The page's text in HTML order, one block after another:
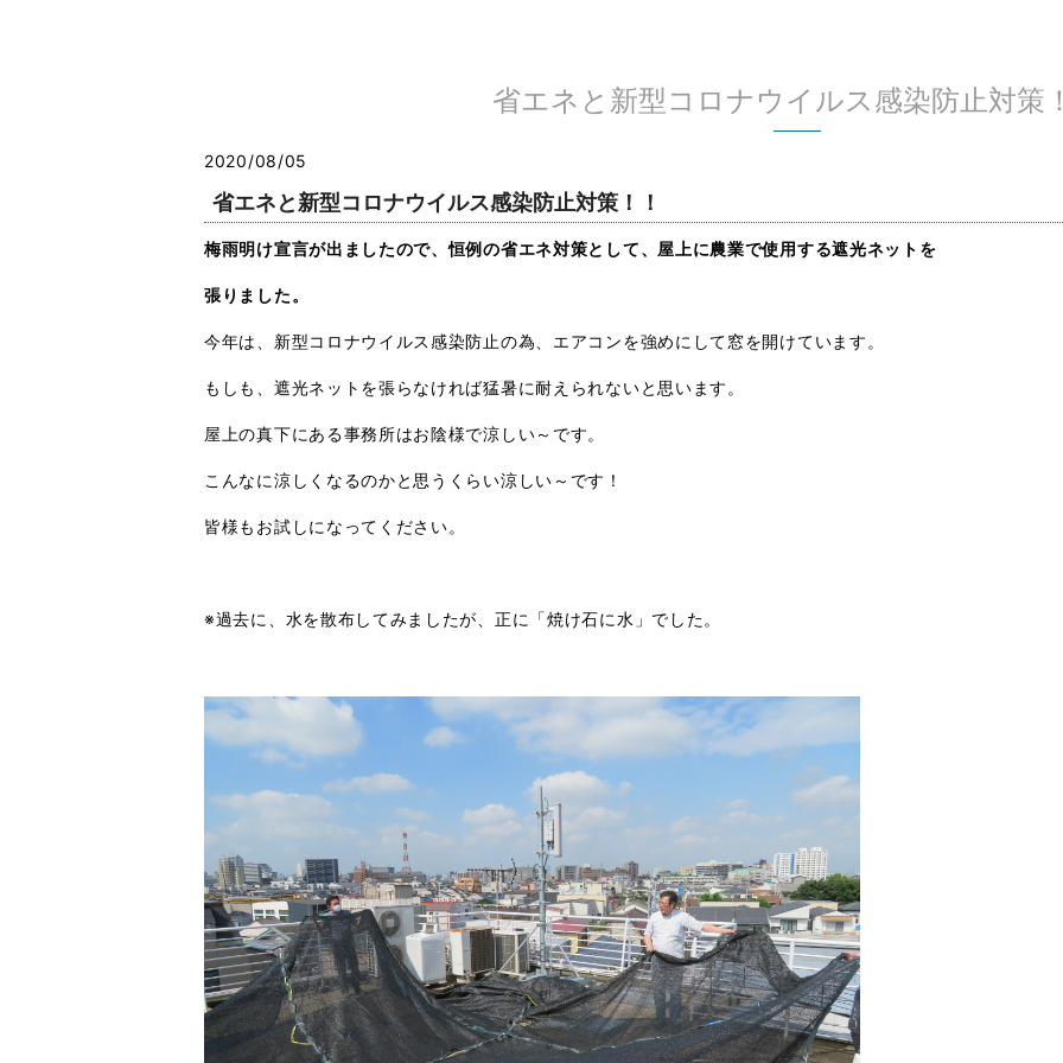
省エネと新型コロナウイルス感染防止対策
2020/08/05
省エネと新型コロナウイルス感染防止対策！！
梅雨明け宣言が出ましたので、恒例の省エネ対策として、屋上に農業で使用する遮光ネットを
張りました。
今年は、新型コロナウイルス感染防止の為、エアコンを強めにして窓を開けています。
もしも、遮光ネットを張らなければ猛暑に耐えられないと思います。
屋上の真下にある事務所はお陰様で涼しい～です。
こんなに涼しくなるのかと思うくらい涼しい～です！
皆様もお試しになってください。
※過去に、水を散布してみましたが、正に「焼け石に水」でした。